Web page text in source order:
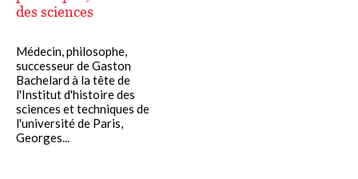
des sciences
Médecin, philosophe,
successeur de Gaston
Bachelard à la tête de
l'Institut d'histoire des
sciences et techniques de
l'université de Paris,
Georges...